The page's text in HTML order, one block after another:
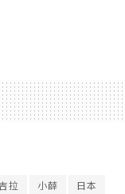
拉 小薛 日本